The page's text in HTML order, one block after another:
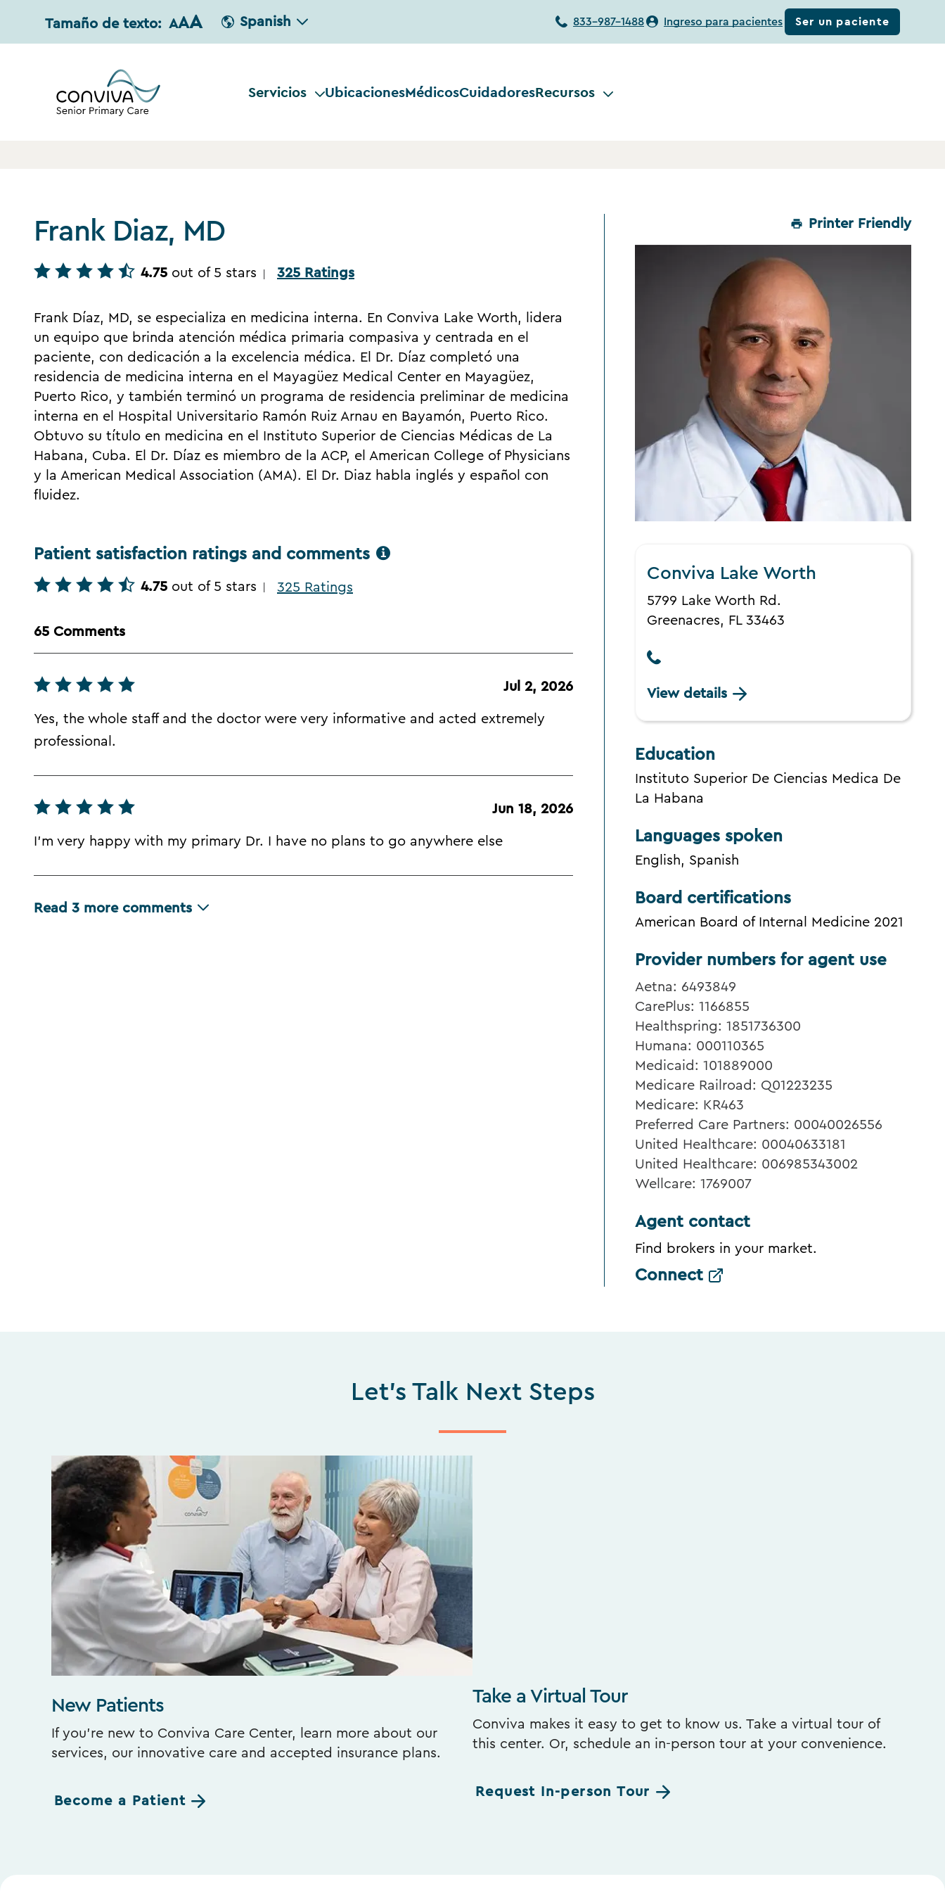
Tamaño de texto: AAA Spanish 833-987-1488 Ingreso para pacientes Ser un paciente
Servicios UbicacionesMédicosCuidadoresRecursos
Printer Friendly
Frank Diaz, MD
4.75 out of 5 stars 325 Ratings
Conviva Lake Worth
5799 Lake Worth Rd.
Greenacres, FL 33463
View details
Education
Instituto Superior De Ciencias Medica De
La Habana
Languages spoken
English, Spanish
Board certifications
American Board of Internal Medicine 2021
Frank Díaz, MD, se especializa en medicina interna. En Conviva Lake Worth, lidera
un equipo que brinda atención médica primaria compasiva y centrada en el
paciente, con dedicación a la excelencia médica. El Dr. Díaz completó una
residencia de medicina interna en el Mayagüez Medical Center en Mayagüez,
Puerto Rico, y también terminó un programa de residencia preliminar de medicina
interna en el Hospital Universitario Ramón Ruiz Arnau en Bayamón, Puerto Rico.
Obtuvo su título en medicina en el Instituto Superior de Ciencias Médicas de La
Habana, Cuba. El Dr. Díaz es miembro de la ACP, el American College of Physicians
y la American Medical Association (AMA). El Dr. Diaz habla inglés y español con
fluidez.
Patient satisfaction ratings and comments
4.75 out of 5 stars 325 Ratings
65 Comments
Jul 2, 2026
Yes, the whole staff and the doctor were very informative and acted extremely
professional.
Jun 18, 2026
I'm very happy with my primary Dr. I have no plans to go anywhere else
Read 3 more comments
Provider numbers for agent use
Aetna: 6493849
CarePlus: 1166855
Healthspring: 1851736300
Humana: 000110365
Medicaid: 101889000
Medicare Railroad: Q01223235
Medicare: KR463
Preferred Care Partners: 00040026556
United Healthcare: 00040633181
United Healthcare: 006985343002
Wellcare: 1769007
Agent contact
Find brokers in your market.
Connect
Let's Talk Next Steps
New Patients
If you’re new to Conviva Care Center, learn more about our
services, our innovative care and accepted insurance plans.
Become a Patient
Take a Virtual Tour
Conviva makes it easy to get to know us. Take a virtual tour of
this center. Or, schedule an in-person tour at your convenience.
Request In-person Tour